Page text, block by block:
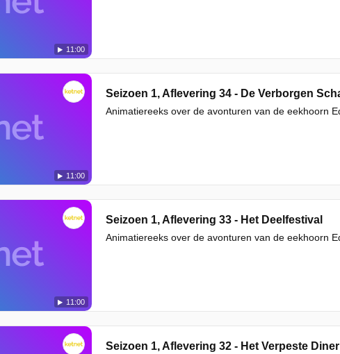
11:00
11:00
Seizoen 1, Aflevering 34 - De Verborgen
Animatiereeks over de avonturen van de eekhoorn
11:00
Seizoen 1, Aflevering 33 - Het Deelfestival
Animatiereeks over de avonturen van de eekhoorn
Seizoen 1, Aflevering 32 - Het Verpeste Diner